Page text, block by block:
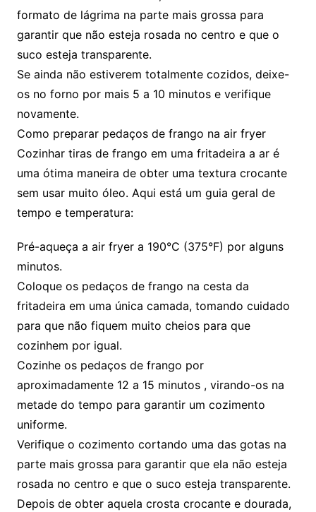
formato de lágrima na parte mais grossa para
garantir que não esteja rosada no centro e que o
suco esteja transparente.
Se ainda não estiverem totalmente cozidos, deixe-
os no forno por mais 5 a 10 minutos e verifique
novamente.
Como preparar pedaços de frango na air fryer
Cozinhar tiras de frango em uma fritadeira a ar é
uma ótima maneira de obter uma textura crocante
sem usar muito óleo. Aqui está um guia geral de
tempo e temperatura:
Pré-aqueça a air fryer a 190°C (375°F) por alguns
minutos.
Coloque os pedaços de frango na cesta da
fritadeira em uma única camada, tomando cuidado
para que não fiquem muito cheios para que
cozinhem por igual.
Cozinhe os pedaços de frango por
aproximadamente 12 a 15 minutos , virando-os na
metade do tempo para garantir um cozimento
uniforme.
Verifique o cozimento cortando uma das gotas na
parte mais grossa para garantir que ela não esteja
rosada no centro e que o suco esteja transparente.
Depois de obter aquela crosta crocante e dourada,